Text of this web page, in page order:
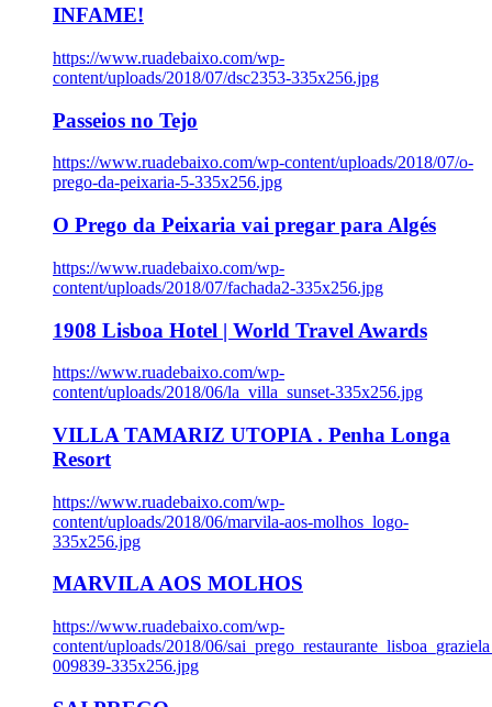
INFAME!
https://www.ruadebaixo.com/wp-
content/uploads/2018/07/dsc2353-335x256.jpg
Passeios no Tejo
https://www.ruadebaixo.com/wp-content/uploads/2018/07/o-
prego-da-peixaria-5-335x256.jpg
O Prego da Peixaria vai pregar para Algés
https://www.ruadebaixo.com/wp-
content/uploads/2018/07/fachada2-335x256.jpg
1908 Lisboa Hotel | World Travel Awards
https://www.ruadebaixo.com/wp-
content/uploads/2018/06/la_villa_sunset-335x256.jpg
VILLA TAMARIZ UTOPIA . Penha Longa
Resort
https://www.ruadebaixo.com/wp-
content/uploads/2018/06/marvila-aos-molhos_logo-
335x256.jpg
MARVILA AOS MOLHOS
https://www.ruadebaixo.com/wp-
content/uploads/2018/06/
009839-335x256.jpg